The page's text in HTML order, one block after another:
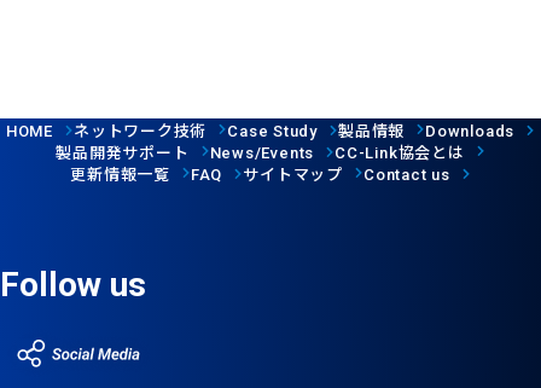
HOME ネットワーク技術 Case Study 製品情報 Downloads
製品開発サポート News/Events CC-Link協会とは
更新情報一覧
FAQ サイトマップ Contact us
Follow us